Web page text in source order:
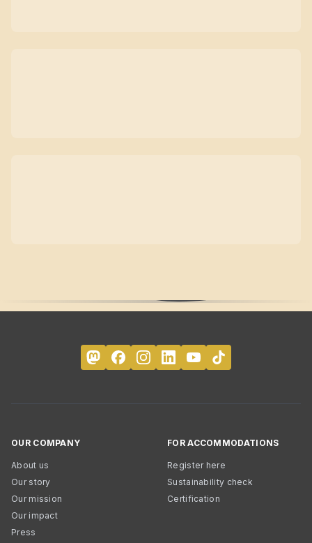
OUR COMPANY
About us
Our story
Our mission
Our impact
Press
FOR ACCOMMODATIONS
Register here
Sustainability check
Certification